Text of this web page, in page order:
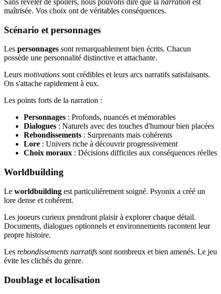
Sans révéler de spoilers, nous pouvons dire que la narration est
maîtrisée. Vos choix ont de véritables conséquences.
Scénario et personnages
Les personnages sont remarquablement bien écrits. Chacun
possède une personnalité distinctive et attachante.
Leurs motivations sont crédibles et leurs arcs narratifs satisfaisants.
On s'attache rapidement à eux.
Les points forts de la narration :
Personnages : Profonds, nuancés et mémorables
Dialogues : Naturels avec des touches d'humour bien placées
Rebondissements : Surprenants mais cohérents
Lore : Univers riche à découvrir progressivement
Choix moraux : Décisions difficiles aux conséquences réelles
Worldbuilding
Le worldbuilding est particulièrement soigné. Psyonix a créé un
lore dense et cohérent.
Les joueurs curieux prendront plaisir à explorer chaque détail.
Documents, dialogues optionnels et environnements racontent leur
propre histoire.
Les rebondissements narratifs sont nombreux et bien amenés. Le jeu
évite les clichés du genre.
Doublage et localisation